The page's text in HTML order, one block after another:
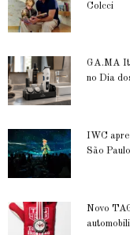
Colcci
GA.MA
no Dia
IWC
São Paulo
Novo